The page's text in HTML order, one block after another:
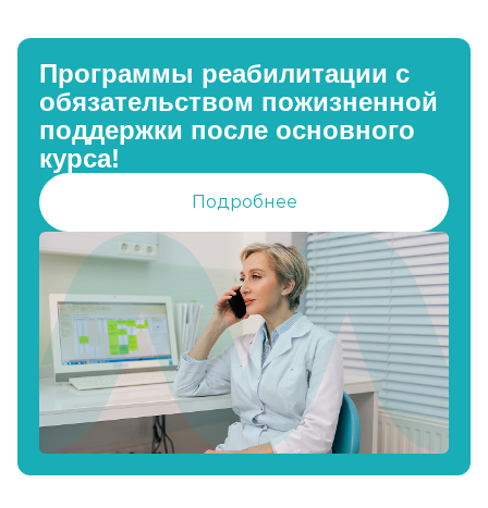
Программы реабилитации с
обязательством пожизненной
поддержки после основного
курса!
Подробнее